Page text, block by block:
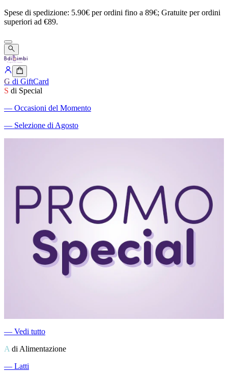
Spese di spedizione: 5.90€ perordini fino a 89€; Gratuite perordini
superiori ad €89.
G di GiftCard
S di Special
― Occasioni del Momento
― Selezione di Agosto
― Vedi tutto
A di Alimentazione
― Latti